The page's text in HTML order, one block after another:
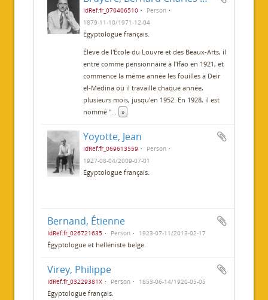
IdRef.fr_070406510
Person
1879-11-10/1971-12-04
Égyptologue français.
Élève de l'École du Louvre et des Beaux-Arts, il
entre comme pensionnaire à l'Ifao en 1921, et
commence la même année les fouilles à Deir
el-Médina où il travaille chaque année,
plusieurs mois, jusqu'en 1952. En 1928, il est
nommé "... »
Yoyotte, Jean
IdRef.fr_069613559
Person
1927-08-04/2009-07-01
Égyptologue français.
Bernand, Étienne
IdRef.fr_026721635 Person 1923-07-11/2013-02-17
Égyptologue et helléniste belge.
Virey, Philippe
IdRef.fr_03229381X Person 1853-06-14/1920-05-05
Égyptologue français.